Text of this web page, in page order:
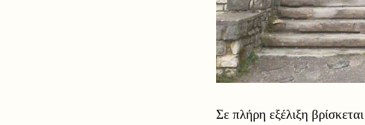
Σε πλήρη εξέλιξη